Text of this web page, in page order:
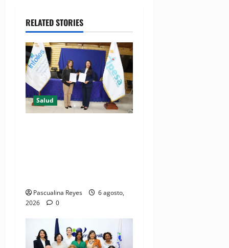
RELATED STORIES
Salud
Pascualina Reyes
6 agosto,
2026
0